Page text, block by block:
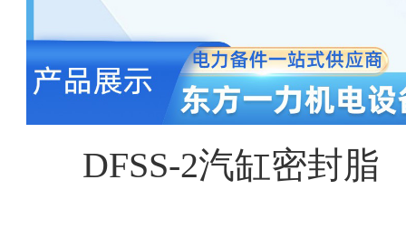
DFSS-2汽缸密封脂